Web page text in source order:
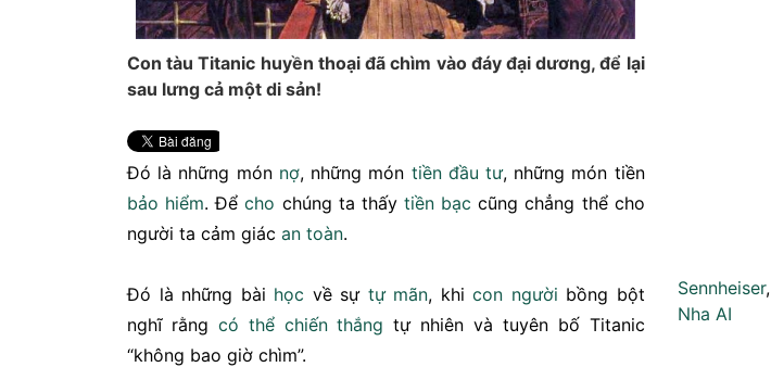
Con tàu Titanic huyền thoại đã chìm vào đáy đại dương, để lại
sau lưng cả một di sản!
Đó là những món nợ, những món tiền đầu tư, những món tiền
bảo hiểm. Đểcho chúng ta thấy tiền bạc cũng chẳng thể cho
người ta cảm giác an toàn.
Đó là những bài học về sự tự mãn, khicon người bồng bột
nghĩ rằng có thể chiến thắng tự nhiên và tuyên bố Titanic
“không bao giờ chìm”.
Sennheiser,
Nha AI